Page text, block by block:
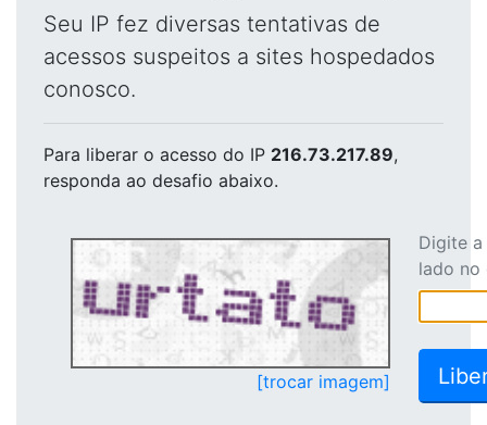
Seu IP fez diversas tentativas de
acessos suspeitos a sites hospedados
conosco.
Para liberar o acesso do IP 216.73.217.89,
responda ao desafio abaixo.
[trocar imagem]
Digite
lado no